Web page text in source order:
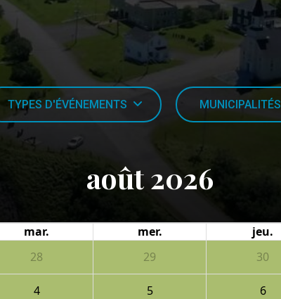
TYPES D'ÉVÉNEMENTS MUNICIPALITÉS
août 2026
mar. mer. jeu.
28 29 30
4 5 6